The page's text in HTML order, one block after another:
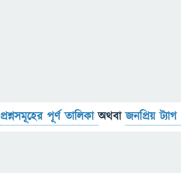
প্রশ্নসমূহের পূর্ণ তালিকাঅথবাজনপ্রিয় ট্যাগ